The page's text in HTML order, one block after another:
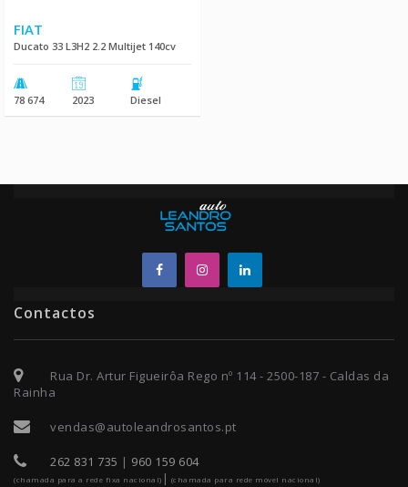
FIAT
Ducato 33 L3H2 2.2 Multijet 140cv
78 674 2023 Diesel
Contactos
Rua Dr. Artur Figueirôa Rego nº 114 - 2500-187 - Caldas da
Rainha
vendas@autoleandrosantos.pt
262 831 735 | 960 159 604
(chamada para a rede fixa nacional) | (chamada para rede móvel nacional)